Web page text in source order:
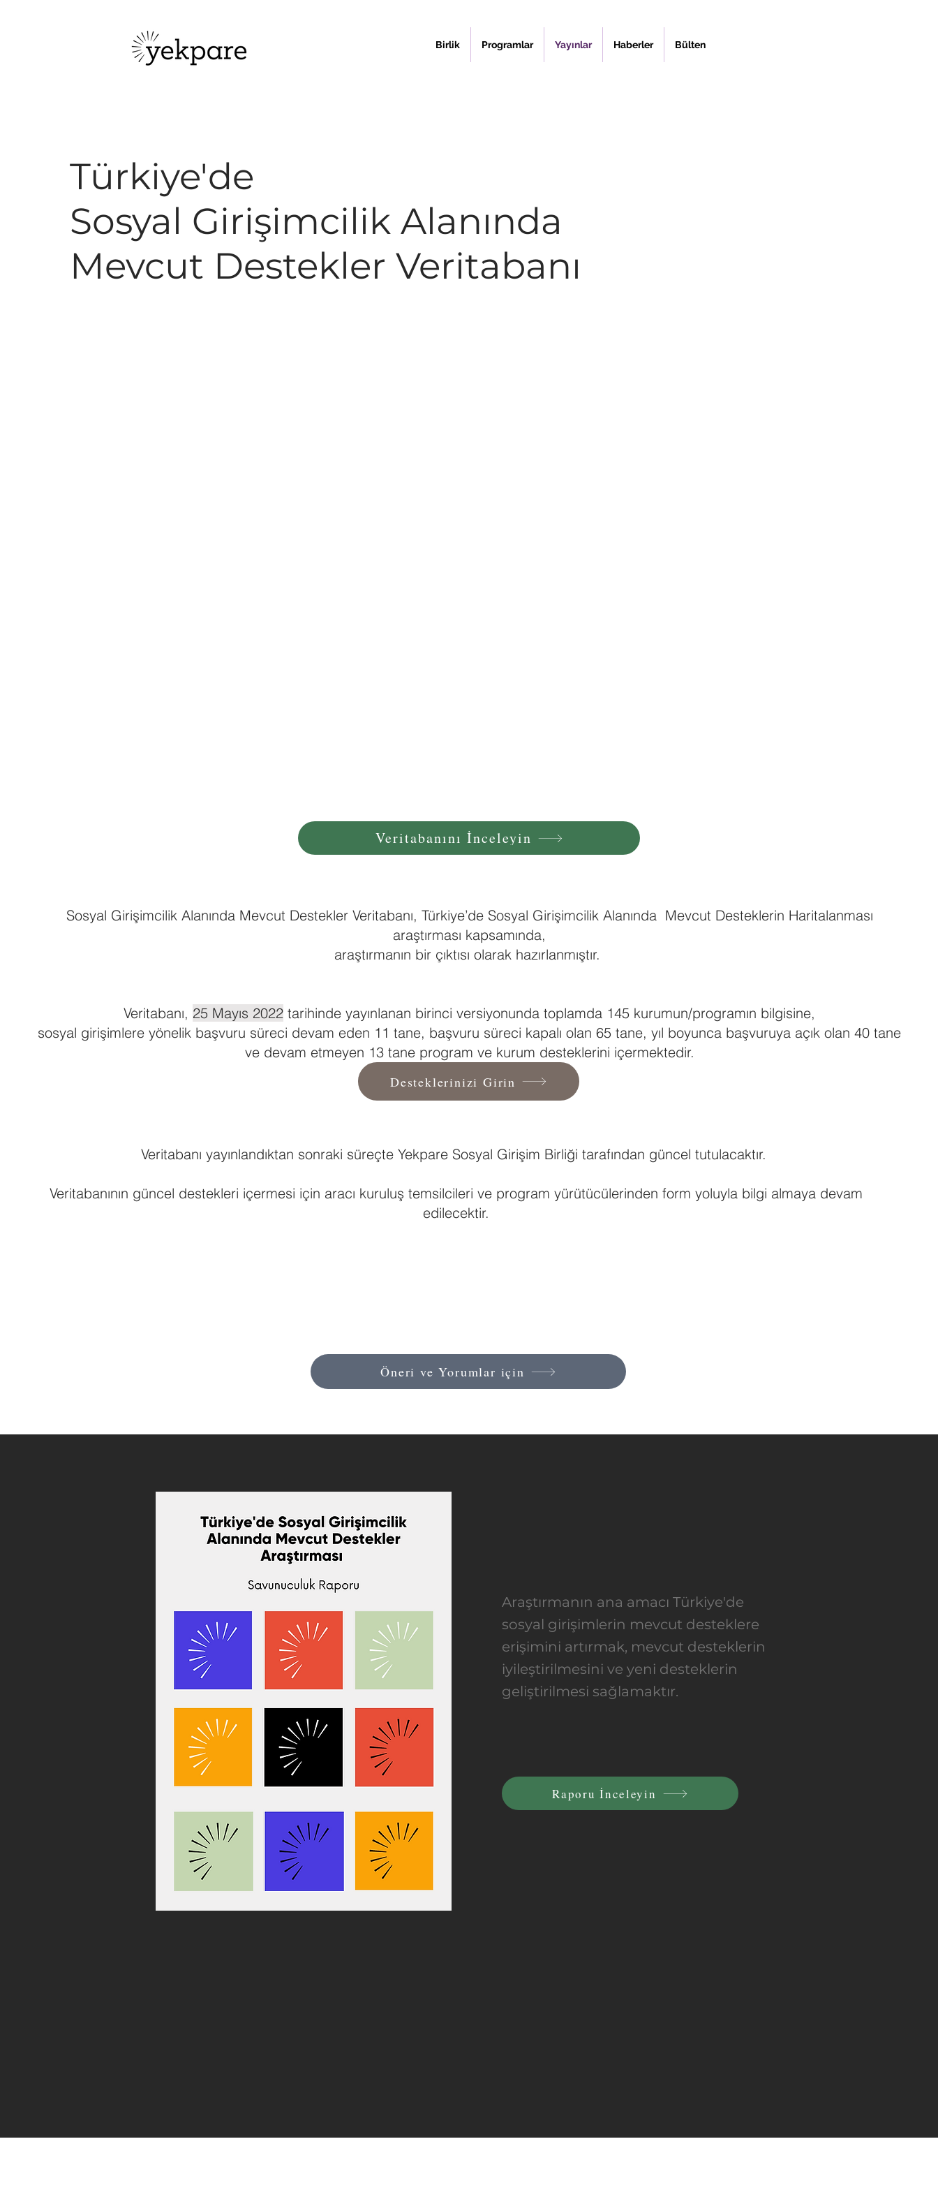
Birlik Programlar Yayınlar Haberler Bülten
Türkiye'de
Sosyal Girişimcilik Alanında
Mevcut Destekler Veritabanı
Sosyal Girişimcilik Alanında Mevcut Destekler Veritabanı, Türkiye’de Sosyal Girişimcilik Alanında Mevcut Desteklerin Haritalanması
araştırması kapsamında,
araştırmanın bir çıktısı olarak hazırlanmıştır.
Veritabanı, 25 Mayıs 2022 tarihinde yayınlanan birinci versiyonunda toplamda 145 kurumun/programın bilgisine,
sosyal girişimlere yönelik başvuru süreci devam eden 11 tane, başvuru süreci kapalı olan 65 tane, yıl boyunca başvuruya açık olan 40 tane
ve devam etmeyen 13 tane program ve kurum desteklerini içermektedir.
Veritabanını İnceleyin
Desteklerinizi Girin
Veritabanı yayınlandıktan sonraki süreçte Yekpare Sosyal Girişim Birliği tarafından güncel tutulacaktır.
Veritabanının güncel destekleri içermesi için aracı kuruluş temsilcileri ve program yürütücülerinden form yoluyla bilgi almaya devam
edilecektir.
Öneri ve Yorumlar için
Araştırmanın ana amacı Türkiye'de
sosyal girişimlerin mevcut desteklere
erişimini artırmak, mevcut desteklerin
iyileştirilmesini ve yeni desteklerin
geliştirilmesi sağlamaktır.
Raporu İnceleyin